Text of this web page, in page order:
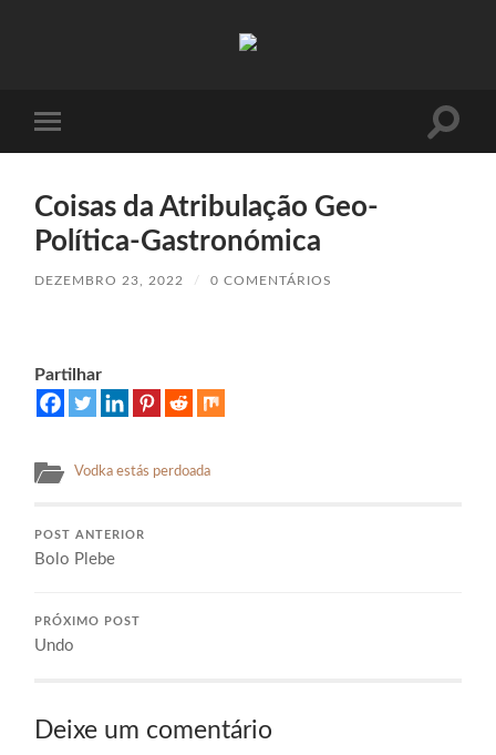
mobile
Toggle
Coisas da Atribulação Geo-
Política-Gastronómica
DEZEMBRO 23, 2022 / 0 COMENTÁRIOS
Partilhar
Vodka estás perdoada
POST ANTERIOR
Bolo Plebe
PRÓXIMO POST
Undo
Deixe um comentário